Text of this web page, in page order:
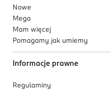
Nowe
Mega
Mam więcej
Pomagamy jak umiemy
Informacje prawne
Regulaminy